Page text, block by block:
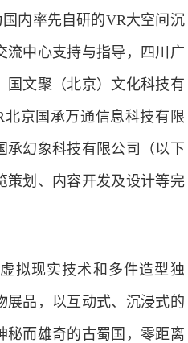
国内率先自研的VR大空间沉
流中心支持与指导，四川广
国文聚（北京）文化科技有
北京国承万通信息科技有限
承幻象科技有限公司（以下
策划、内容开发及设计等完
拟现实技术和多件造型独
展品，以互动式、沉浸式的
秘而雄奇的古蜀国，零距离